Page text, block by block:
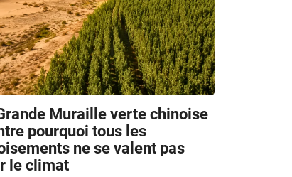
Muraille verte chinoise
pourquoi tous les
ne se valent pas
le climat